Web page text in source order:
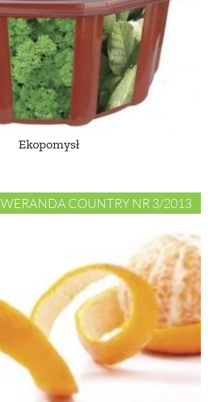
Ekopomysł
WERANDA COUNTRY NR 3/2013